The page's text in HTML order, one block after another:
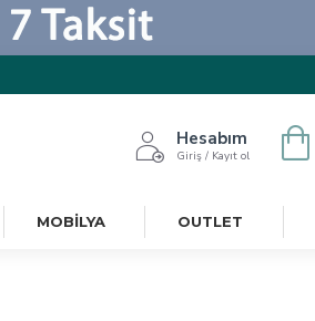
Hesabım
Giriş / Kayıt ol
MOBILYA OUTLET